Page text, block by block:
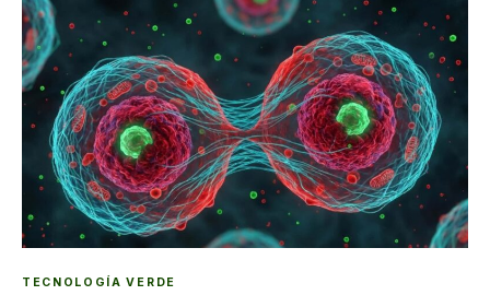
TECNOLOGÍA VERDE